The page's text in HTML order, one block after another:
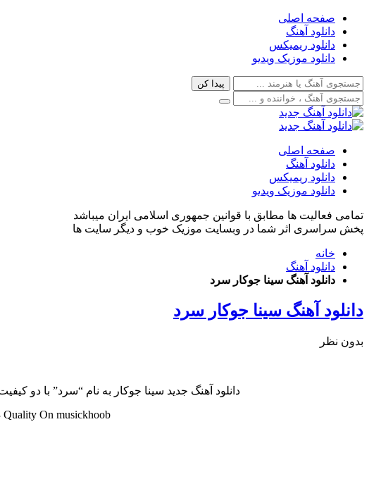
صفحه اصلی
دانلود آهنگ
دانلود ریمیکس
دانلود موزیک ویدیو
صفحه اصلی
دانلود آهنگ
دانلود ریمیکس
دانلود موزیک ویدیو
تمامی فعالیت ها مطابق با قوانین جمهوری اسلامی ایران میباشد
پخش سراسری اثر شما در وبسایت موزیک خوب و دیگر سایت ها
خانه
دانلود آهنگ
دانلود آهنگ سینا جوکار سرد
دانلود آهنگ سینا جوکار سرد
بدون نظر
دانلود آهنگ جدید سینا جوکار به نام “سرد” با دو کیفیت عالی و خوب ( 320 و 128 ) همراه با متن ترانه بصورت رایگان
Quality On musickhoob